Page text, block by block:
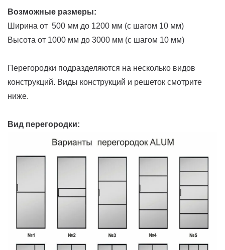
Возможные размеры:
Ширина от 500 мм до 1200 мм (с шагом 10 мм)
Высота от 1000 мм до 3000 мм (с шагом 10 мм)
Перегородки подразделяются на несколько видов
конструкций. Виды конструкций и решеток смотрите
ниже.
Вид перегородки: